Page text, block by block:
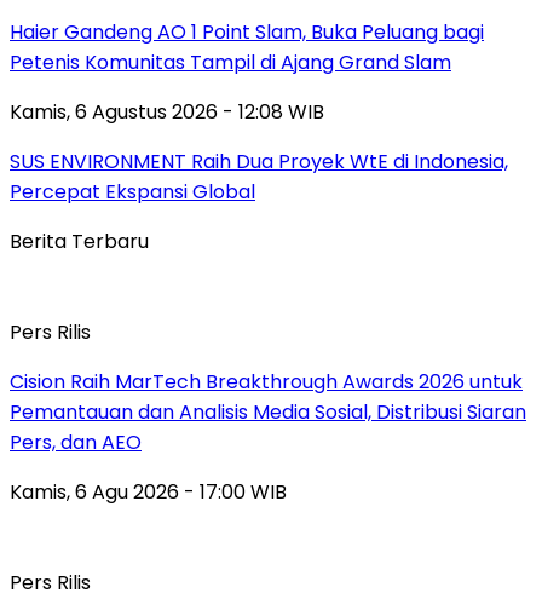
Haier Gandeng AO 1 Point Slam, Buka Peluang bagi
Petenis Komunitas Tampil di Ajang Grand Slam
Kamis, 6 Agustus 2026 - 12:08 WIB
SUS ENVIRONMENT Raih Dua Proyek WtE di Indonesia,
Percepat Ekspansi Global
Berita Terbaru
Pers Rilis
Cision Raih MarTech Breakthrough Awards 2026 untuk
Pemantauan dan Analisis Media Sosial, Distribusi Siaran
Pers, dan AEO
Kamis, 6 Agu 2026 - 17:00 WIB
Pers Rilis